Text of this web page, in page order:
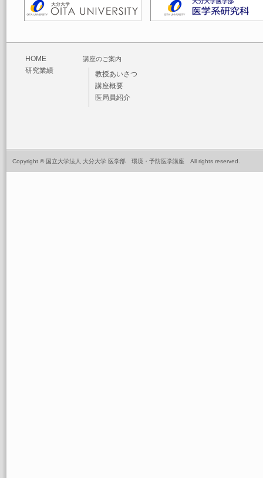
HOME
研究業績
講座のご案内
教授あいさつ
講座概要
医局員紹介
Copyright © 国立大学法人 大分大学 医学部 環境・予防医学講座 All rights reserved.